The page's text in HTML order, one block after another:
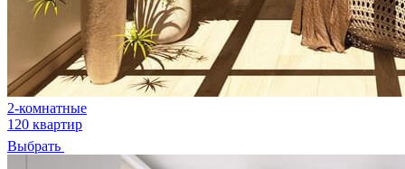
2-комнатные
120 квартир
Выбрать